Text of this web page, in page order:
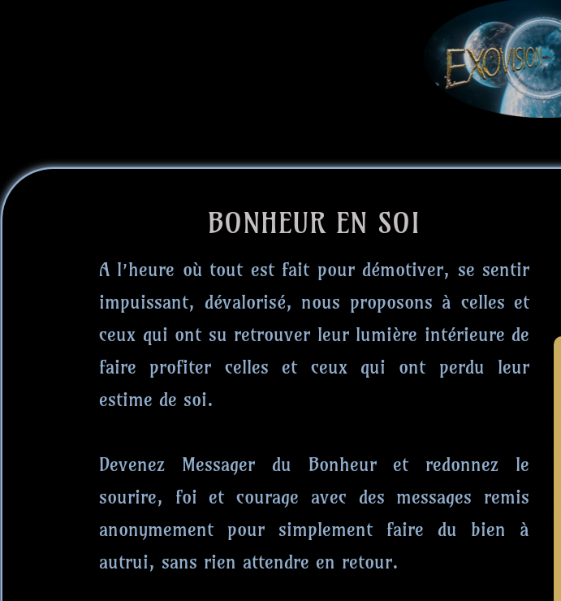
BONHEUR EN SOI
A l’heure où tout est fait pour démotiver, se sentir
impuissant, dévalorisé, nous proposons à celles et
ceux qui ont su retrouver leur lumière intérieure de
faire profiter celles et ceux qui ont perdu leur
estime de soi.
Devenez Messager du Bonheur et redonnez le
sourire, foi et courage avec des messages remis
anonymement pour simplement faire du bien à
autrui, sans rien attendre en retour.